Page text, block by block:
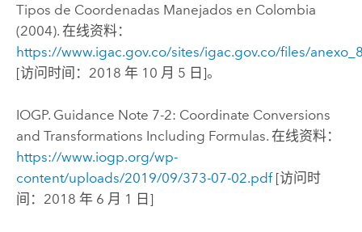
Tipos de Coordenadas Manejados en Colombia
(2004). 在线资料：
https://www.igac.gov.co/sites/igac.gov.co/files/
[访问时间：2018 年 10 月 5 日]。
IOGP. Guidance Note 7-2: Coordinate Conversions
and Transformations Including Formulas. 在线资料：
https://www.iogp.org/wp-
content/uploads/2019/09/373-07-02.pdf[访问时
间：2018 年 6 月 1 日]